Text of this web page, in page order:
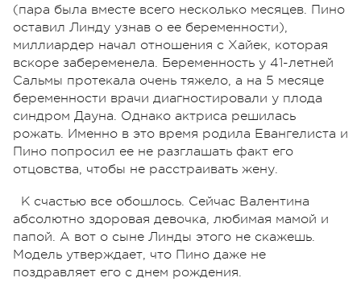
(пара была вместе всего несколько месяцев. Пино
оставил Линду узнав о ее беременности),
миллиардер начал отношения с Хайек, которая
вскоре забеременела. Беременность у 41-летней
Сальмы протекала очень тяжело, а на 5 месяце
беременности врачи диагностировали у плода
синдром Дауна. Однако актриса решилась
рожать. Именно в это время родила Евангелиста и
Пино попросил ее не разглашать факт его
отцовства, чтобы не расстраивать жену.
К счастью все обошлось. Сейчас Валентина
абсолютно здоровая девочка, любимая мамой и
папой. А вот о сыне Линды этого не скажешь.
Модель утверждает, что Пино даже не
поздравляет его с днем рождения.